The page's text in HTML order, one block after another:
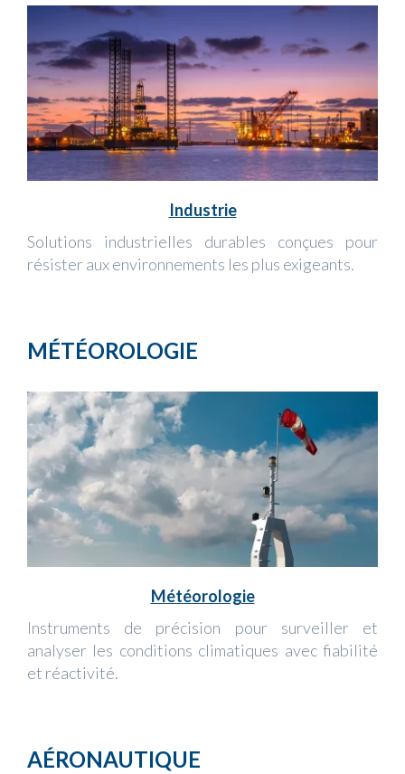
Industrie
Solutions industrielles durables conçues pour
résister aux environnements les plus exigeants.
MÉTÉOROLOGIE
Météorologie
Instruments de précision pour surveiller et
analyser les conditions climatiques avec fiabilité
et réactivité.
AÉRONAUTIQUE